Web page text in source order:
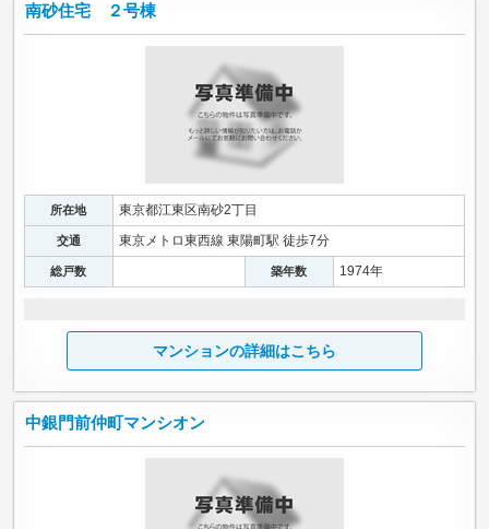
南砂住宅 ２号棟
所在地 東京都江東区南砂2丁目
交通 東京メトロ東西線 東陽町駅 徒歩7分
総戸数 築年数 1974年
マンションの詳細はこちら
中銀門前仲町マンシオン